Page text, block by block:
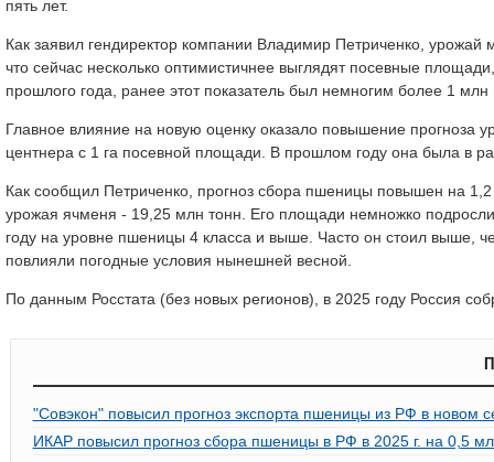
пять лет.
Как заявил гендиректор компании Владимир Петриченко,
что сейчас несколько оптимистичнее выглядят посевные
прошлого года, ранее этот показатель был немногим более 1 млн
Главное влияние на новую оценку оказало повышение прогноза
центнера с 1 га посевной площади. В прошлом году она была в
Как сообщил Петриченко, прогноз сбора пшеницы повышен на
урожая ячменя - 19,25 млн тонн. Его площади немножко
году на уровне пшеницы 4 класса и выше. Часто он стоил выше,
повлияли погодные условия нынешней весной.
По данным Росстата (без новых регионов), в 2025 году Россия
"Совэкон" повысил прогноз экспорта пшеницы из РФ в новом
ИКАР повысил прогноз сбора пшеницы в РФ в 2025 г. на 0,5